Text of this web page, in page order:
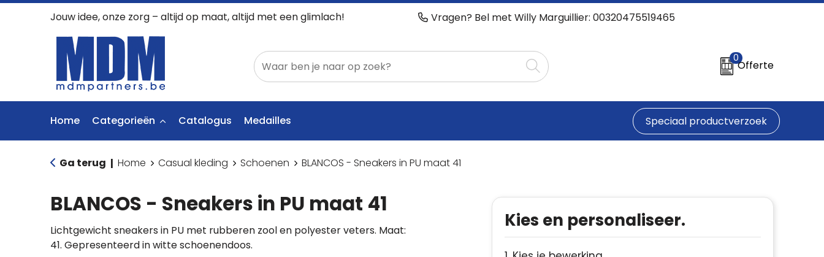
Jouw idee, onze zorg – altijd op maat, altijd met een glimlach! Vragen? Bel met Willy Marguillier: 00320475519465
0
Offerte
Home Categorieën Catalogus Medailles Speciaal productverzoek
Ga terug | Home Casual kleding Schoenen BLANCOS - Sneakers in PU maat 41
BLANCOS - Sneakers in PU maat 41
Lichtgewicht sneakers in PU met rubberen zool en polyester veters. Maat:
41. Gepresenteerd in witte schoenendoos.
Kies en personaliseer.